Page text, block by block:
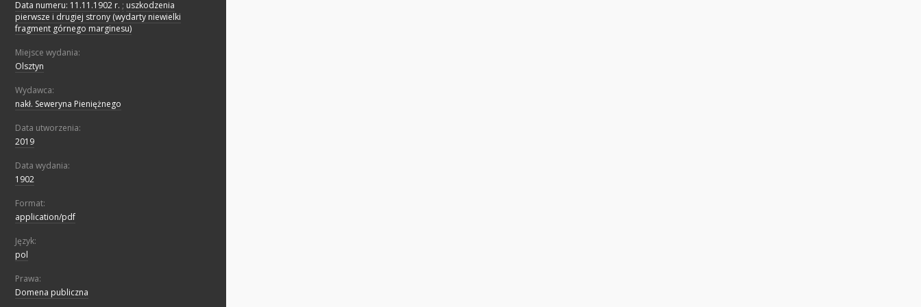
Data numeru: 11.11.1902 r. ; uszkodzenia
pierwsze i drugiej strony (wydarty niewielki
fragment górnego marginesu)
Miejsce wydania:
Olsztyn
Wydawca:
nakł. Seweryna Pieniężnego
Data utworzenia:
2019
Data wydania:
1902
Format:
application/pdf
Język:
pol
Prawa:
Domena publiczna